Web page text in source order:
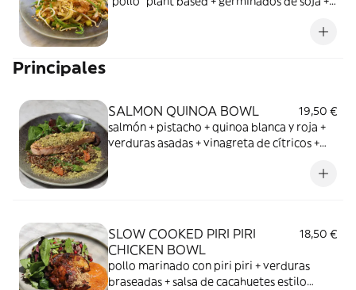
Principales
SALMON QUINOA BOWL
19,50 €
salmón + pistacho + quinoa blanca y roja +
verduras asadas + vinagreta de cítricos +
SLOW COOKED PIRI PIRI
CHICKEN BOWL
18,50 €
pollo marinado con piri piri + verduras
braseadas + salsa de cacahuetes estilo